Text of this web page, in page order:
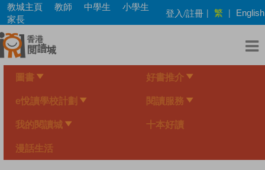
Skip
main
content
教城主頁 教師 中學生
小學生
家長
登入/註冊 | 繁 | English
圖書 好書推介
e悅讀學校計劃 閱讀服務
我的閱讀城 十本好讀
漫話生活